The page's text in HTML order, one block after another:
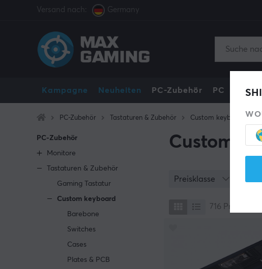
Versand nach: Germany
Kampagne Neuheiten PC-Zubehör PC
PC-Zubehör Tastaturen & Zubehör Custom keyboard
PC-Zubehör
Monitore
Tastaturen & Zubehör
Gaming Tastatur
Custom keyboard
Barebone
Switches
Cases
Plates & PCB
Custom
Preisklasse
716 Produkte